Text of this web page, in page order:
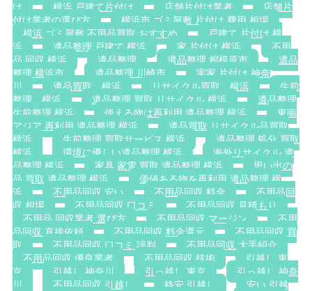
け
横浜 戸建て片付け 店舗片付け業者
店舗片
付け業者の選び方
横浜市 ゴミ屋敷 片付け 費用 相場
横浜 ゴミ屋敷 不用品買取 おすすめ
戸建て 片付け 横
浜
遺品整理 戸建て 横浜 家 片付け 横浜
不用
品 回収 横浜
遺品整理 遺品整理 相模原市
遺品
整理 横浜市
遺品整理 川崎市
実家 片付け 神奈
川
遺品買取 横浜 リサイクル買取 横浜
生前
整理 横浜
遺品整理 買取 リサイクル 横浜
遺品整理
生前整理 横浜
使える物は再利用 遺品整理 横浜
東南
アジア 再利用 遺品整理 横浜
遺品買取 リサイクル品買取
横浜
生前整理 買取サービス 横浜
遺品整理 処分 買取
横浜
環境に優しい遺品整理 横浜
海外リサイクル 遺
品整理 横浜
家具 家電 買取 遺品整理 横浜
思い出の
品 買取 遺品整理 横浜
価値ある物を再利用 遺品整理 横
浜
不用品回収 安い 不用品回収 料金
不用品回
収 相場
不用品回収 口コミ
不用品回収 見積もり
不用品 回収業者 選び方
不用品回収 マージン
不用
品回収 直接依頼
不用品回収 料金還元
不用品回収 買
取
不用品回収 口コミ 評判
不用品回収 大手紹介
不用品回収 優良業者
不用品回収 技術
引越し 東
京
引越し 神奈川 引っ越し 東京
引っ越し 神奈
川
不用品回収 引越し 格安 引越し
安い 引越